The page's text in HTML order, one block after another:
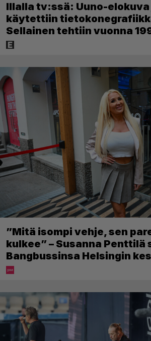
Illalla tv:ssä: Uuno-elokuva
käytettiin
Sellainen tehtiin vuonna
”Mitä isompi vehje, sen
kulkee” – Susanna Penttilä
Bangbussinsa Helsingin